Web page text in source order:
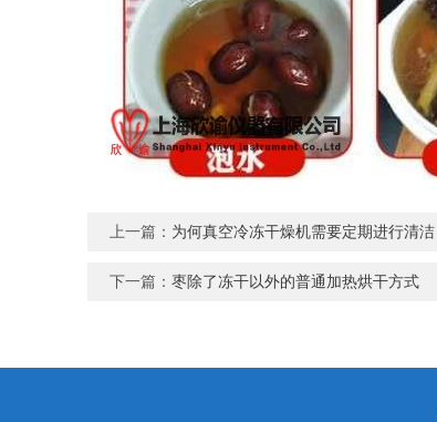
上一篇： 为何真空冷冻干燥机需要定期进行清洁
下一篇：枣除了冻干以外的普通加热烘干方式